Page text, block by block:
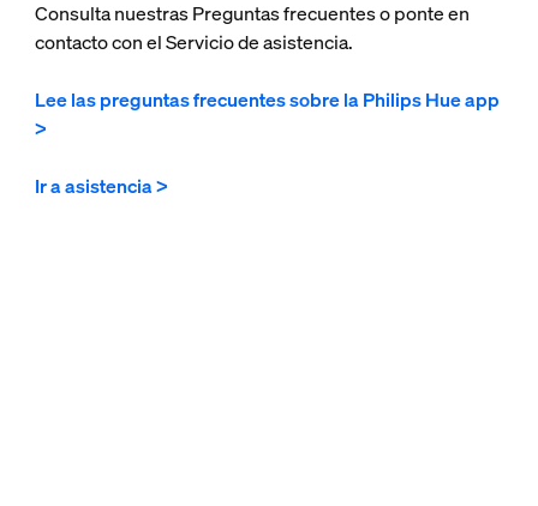
Consulta nuestras Preguntas frecuentes o ponte en
contacto con el Servicio de asistencia.
Lee las preguntas frecuentes sobre la Philips Hue app
>
Ir a asistencia >